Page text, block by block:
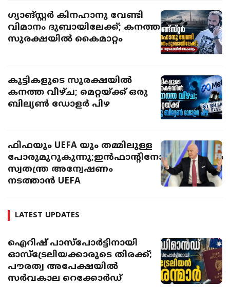
ഗ്യാങ്സ്റ്റർ കിനഹാനു വേണ്ടി
വിമാനം ദുബായിലേക്ക്; കനത്ത
സുരക്ഷയിൽ കൈമാറ്റം
കുട്ടികളുടെ സുരക്ഷയിൽ
കനത്ത വീഴ്ച; മെറ്റയ്ക്ക് ഒരു
ബില്യൺ ഡോളർ പിഴ
ഫിഫയും UEFA യും തമ്മിലുള്ള
പോരുമുറുകുന്നു;ഇൻഫാന്റിനോയ്‌ക്കെതിരെ
സ്വതന്ത്ര അന്വേഷണം
നടത്താൻ UEFA
LATEST UPDATES
ഐറിഷ് പാസ്‌പോർട്ടിനായി
ഓസ്ട്രേലിയക്കാരുടെ തിരക്ക്;
പൗരത്വ അപേക്ഷയിൽ
സർവകാല റെക്കോർഡ്